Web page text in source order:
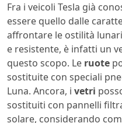
Fra i veicoli Tesla già
essere quello dalle
affrontare le ostilità
e resistente, è infatti un
questo scopo. Le ruote
sostituite con speciali
Luna. Ancora, i vetri
sostituiti con pannelli
solare, considerando